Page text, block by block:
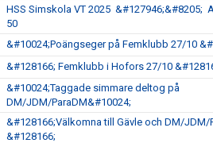
HSS Simskola VT 2025 &#127946;&#8205;
50
&#10024;Poängseger på Femklubb 27/10
&#128166; Femklubb i Hofors 27/10
&#10024;Taggade simmare deltog på
DM/JDM/ParaDM&#10024;
&#128166;Välkomna till Gävle och DM/JDM/
&#128166;